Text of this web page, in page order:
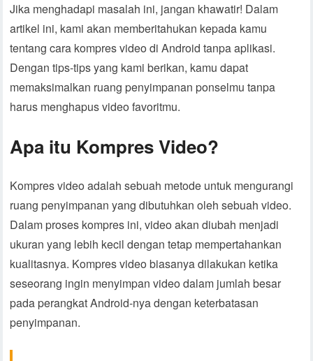
Jika menghadapi masalah ini, jangan khawatir! Dalam
artikel ini, kami akan memberitahukan kepada kamu
tentang cara kompres video di Android tanpa aplikasi.
Dengan tips-tips yang kami berikan, kamu dapat
memaksimalkan ruang penyimpanan ponselmu tanpa
harus menghapus video favoritmu.
Apa itu Kompres Video?
Kompres video adalah sebuah metode untuk mengurangi
ruang penyimpanan yang dibutuhkan oleh sebuah video.
Dalam proses kompres ini, video akan diubah menjadi
ukuran yang lebih kecil dengan tetap mempertahankan
kualitasnya. Kompres video biasanya dilakukan ketika
seseorang ingin menyimpan video dalam jumlah besar
pada perangkat Android-nya dengan keterbatasan
penyimpanan.